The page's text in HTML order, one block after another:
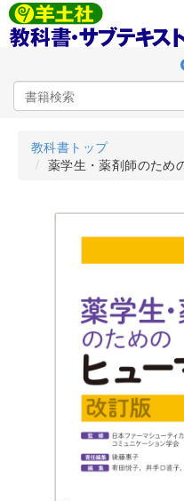
教科書トップ
薬学生・薬剤師のた